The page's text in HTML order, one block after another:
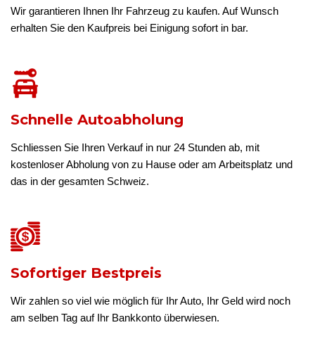
Wir garantieren Ihnen Ihr Fahrzeug zu kaufen. Auf Wunsch
erhalten Sie den Kaufpreis bei Einigung sofort in bar.
Schnelle Autoabholung
Schliessen Sie Ihren Verkauf in nur 24 Stunden ab, mit
kostenloser Abholung von zu Hause oder am Arbeitsplatz und
das in der gesamten Schweiz.
Sofortiger Bestpreis
Wir zahlen so viel wie möglich für Ihr Auto, Ihr Geld wird noch
am selben Tag auf Ihr Bankkonto überwiesen.